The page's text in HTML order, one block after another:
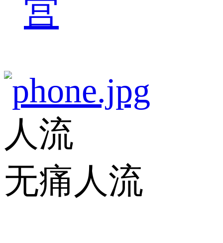
宫
人流
无痛人流